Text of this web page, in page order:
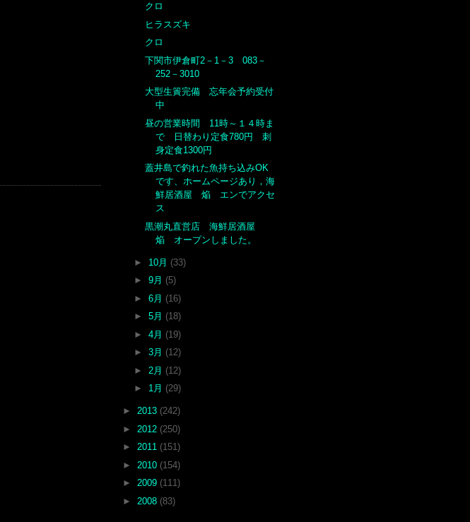
クロ
ヒラスズキ
クロ
下関市伊倉町2－1－3 083－
252－3010
大型生簀完備 忘年会予約受付
中
昼の営業時間 11時～１４時ま
で 日替わり定食780円 刺
身定食1300円
蓋井島で釣れた魚持ち込みOK
です、ホームページあり，海
鮮居酒屋 焔 エンでアクセ
ス
黒潮丸直営店 海鮮居酒屋
焔 オープンしました。
► 10月 (33)
► 9月 (5)
► 6月 (16)
► 5月 (18)
► 4月 (19)
► 3月 (12)
► 2月 (12)
► 1月 (29)
► 2013 (242)
► 2012 (250)
► 2011 (151)
► 2010 (154)
► 2009 (111)
► 2008 (83)